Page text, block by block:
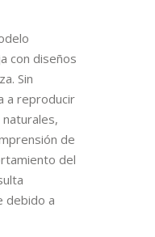
con diseños
Sin
a reproducir
de
del
debido a